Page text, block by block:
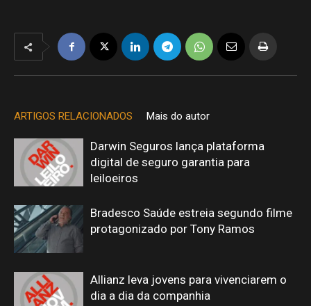
ARTIGOS RELACIONADOS Mais do autor
Darwin Seguros lança plataforma
digital de seguro garantia para
leiloeiros
Bradesco Saúde estreia segundo filme
protagonizado por Tony Ramos
Allianz leva jovens para vivenciarem o
dia a dia da companhia